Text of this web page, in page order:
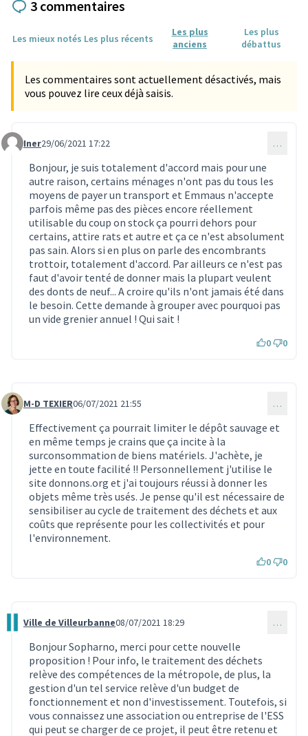
3 commentaires
Les mieux notés Les plus récents
Les plus
anciens
Les plus
débattus
Les commentaires sont actuellement désactivés, mais
vous pouvez lire ceux déjà saisis.
Commentaire 442
Iner29/06/2021 17:22 …
Bonjour, je suis totalement d'accord mais pour une
autre raison, certains ménages n'ont pas du tous les
moyens de payer un transport et Emmaus n'accepte
parfois même pas des pièces encore réellement
utilisable du coup on stock ça pourri dehors pour
certains, attire rats et autre et ça ce n'est absolument
pas sain. Alors si en plus on parle des encombrants
trottoir, totalement d'accord. Par ailleurs ce n'est pas
faut d'avoir tenté de donner mais la plupart veulent
des donts de neuf... A croire qu'ils n'ont jamais été dans
le besoin. Cette demande à grouper avec pourquoi pas
un vide grenier annuel ! Qui sait !
0 0
Commentaire 466
M-D TEXIER06/07/2021 21:55 …
Effectivement ça pourrait limiter le dépôt sauvage et
en même temps je crains que ça incite à la
surconsommation de biens matériels. J'achète, je
jette en toute facilité !! Personnellement j'utilise le
site donnons.org et j'ai toujours réussi à donner les
objets même très usés. Je pense qu'il est nécessaire de
sensibiliser au cycle de traitement des déchets et aux
coûts que représente pour les collectivités et pour
l'environnement.
0 0
Commentaire 494
Ville de Villeurbanne08/07/2021 18:29 …
Bonjour Sopharno, merci pour cette nouvelle
proposition ! Pour info, le traitement des déchets
relève des compétences de la métropole, de plus, la
gestion d'un tel service relève d'un budget de
fonctionnement et non d'investissement. Toutefois, si
vous connaissez une association ou entreprise de l'ESS
qui peut se charger de ce projet, il peut être retenu et